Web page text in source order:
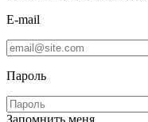
E-mail
Пароль
Запомнить меня